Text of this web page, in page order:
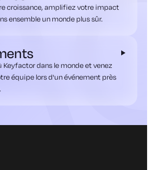
croissance, amplifiez votre impact
ensemble un monde plus sûr.
Keyfactor dans le monde et venez
équipe lors d'un événement près